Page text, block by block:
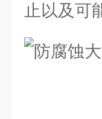
止以及可